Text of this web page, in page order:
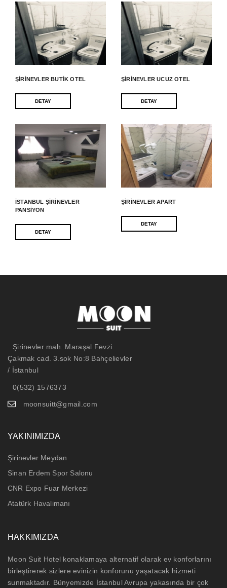
ŞIRINEVLER BUTIK OTEL
DETAY
ŞIRINEVLER UCUZ OTEL
DETAY
İSTANBUL ŞIRINEVLER
PANSIYON
DETAY
ŞIRINEVLER APART
DETAY
Şirinevler mah. Maraşal Fevzi
Çakmak cad. 3.sok No:8 Bahçelievler
/ İstanbul
0(532) 1576373
moonsuitt@gmail.com
YAKINIMIZDA
Şirinevler Meydan
Sinan Erdem Spor Salonu
CNR Expo Fuar Merkezi
Atatürk Havalimanı
HAKKIMIZDA
Moon Suit Hotel konaklamaya alternatif olarak ev konforlarını
birleştirerek sizlere evinizin konforunu yaşatacak hizmeti
sunmaktadır. Bünyemizde İstanbul Avrupa yakasında bir çok